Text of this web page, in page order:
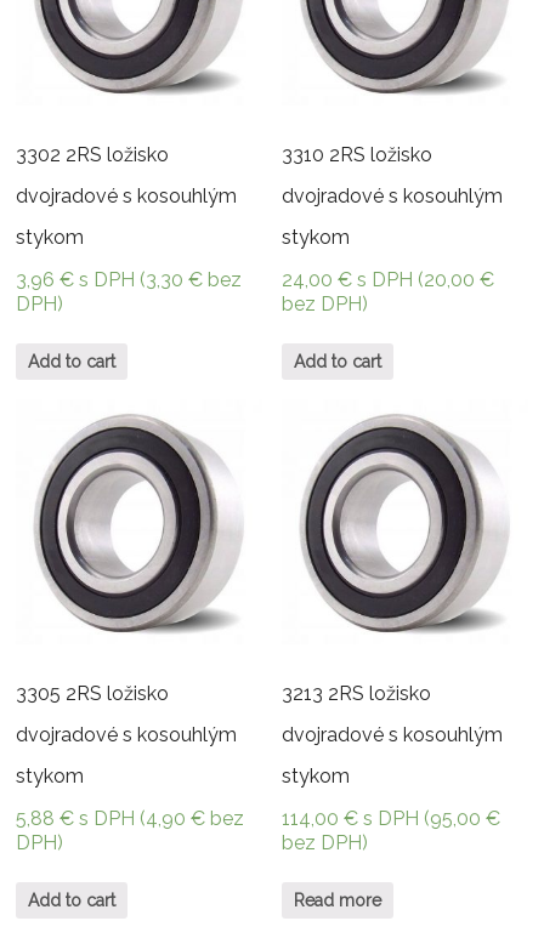
3302 2RS ložisko
dvojradové s kosouhlým
stykom
3,96€ s DPH (3,30€ bez
DPH)
Add to cart
3310 2RS ložisko
dvojradové s kosouhlým
stykom
24,00€ s DPH (20,00€
bez DPH)
Add to cart
3305 2RS ložisko
dvojradové s kosouhlým
stykom
5,88€ s DPH (4,90€ bez
DPH)
Add to cart
3213 2RS ložisko
dvojradové s kosouhlým
stykom
114,00€ s DPH (95,00€
bez DPH)
Read more